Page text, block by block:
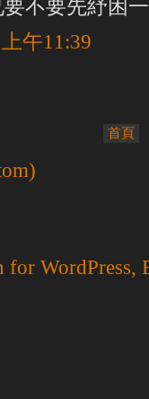
要不要先紓困
午11:39
首頁